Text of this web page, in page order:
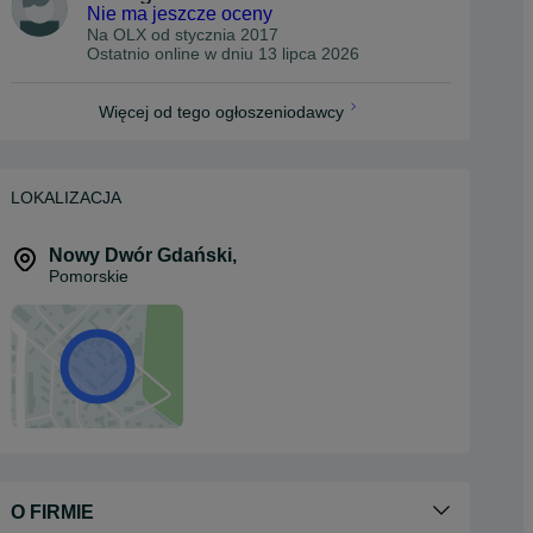
Nie ma jeszcze oceny
Na OLX od stycznia 2017
Ostatnio online w dniu 13 lipca 2026
Więcej od tego ogłoszeniodawcy
LOKALIZACJA
Nowy Dwór Gdański,
Pomorskie
O FIRMIE